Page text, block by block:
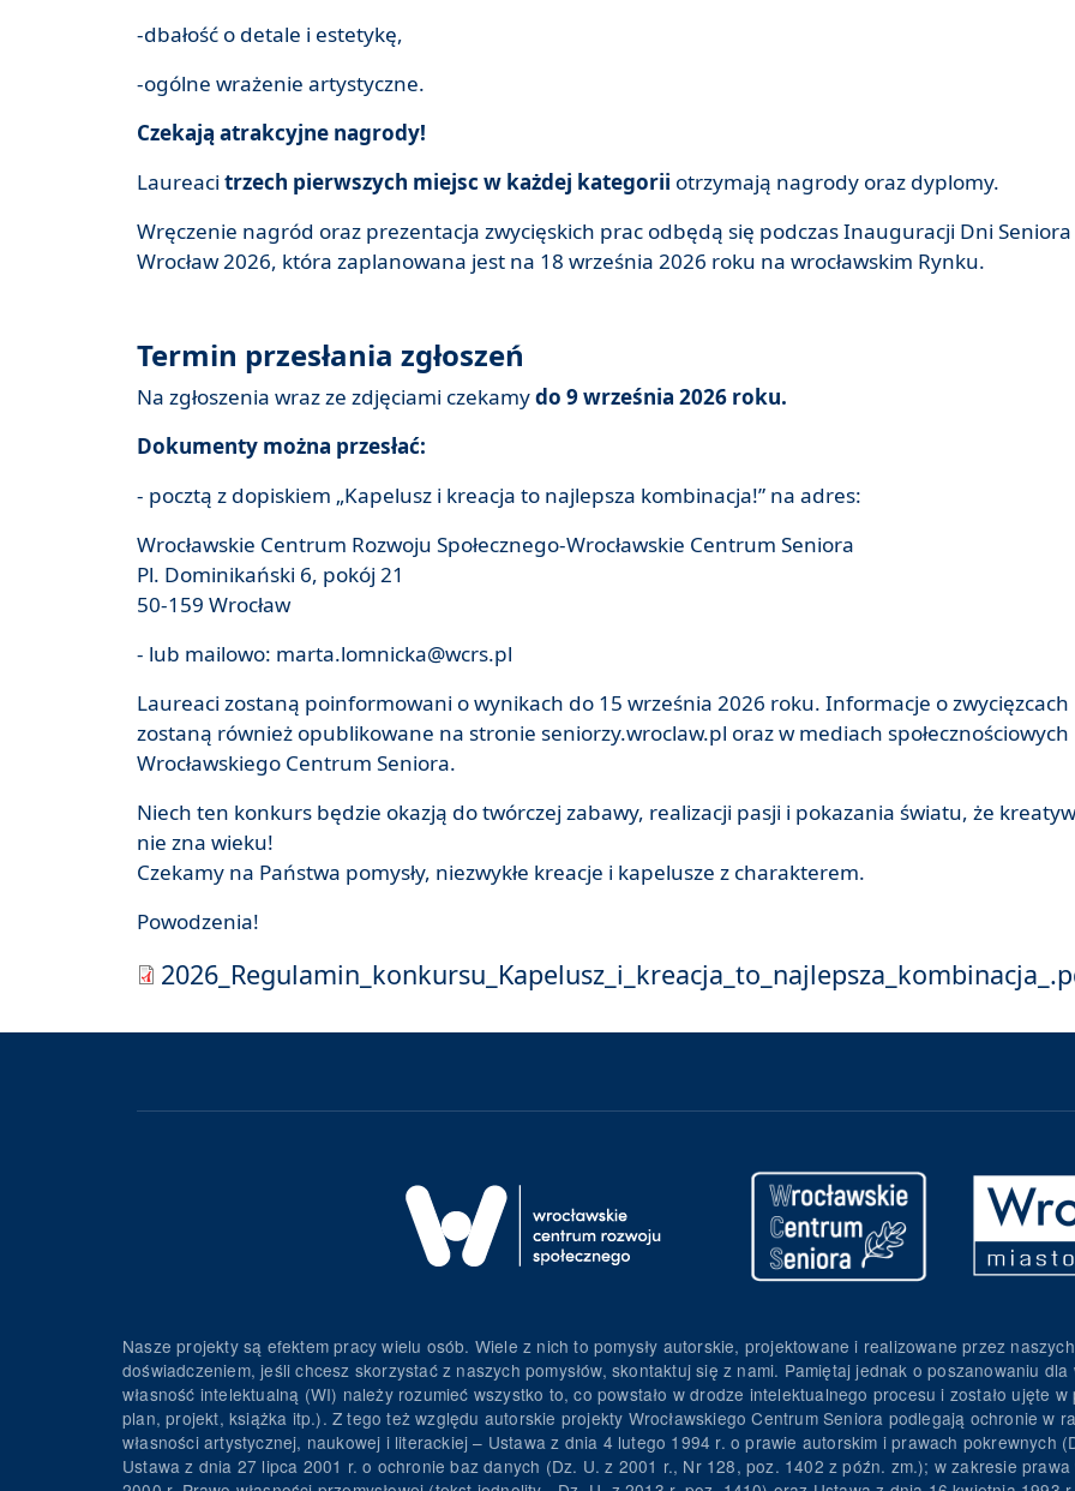
-dbałość o detale i estetykę,
-ogólne wrażenie artystyczne.
Czekają atrakcyjne nagrody!
Laureaci trzech pierwszych miejsc w każdej kategorii otrzymają nagrody oraz dyplomy.
Wręczenie nagród oraz prezentacja zwycięskich prac odbędą się podczas Inauguracji Dni Seniora
Wrocław 2026, która zaplanowana jest na 18 września 2026 roku na wrocławskim Rynku.
Termin przesłania zgłoszeń
Na zgłoszenia wraz ze zdjęciami czekamydo 9 września 2026 roku.
Dokumenty można przesłać:
- pocztą z dopiskiem „Kapelusz i kreacja to najlepsza kombinacja!” na adres:
Wrocławskie Centrum Rozwoju Społecznego-Wrocławskie Centrum Seniora
Pl. Dominikański 6, pokój 21
50-159 Wrocław
- lub mailowo: marta.lomnicka@wcrs.pl
Laureaci zostaną poinformowani o wynikach do 15 września 2026 roku. Informacje o zwycięzcach
zostaną również opublikowane na stronie seniorzy.wroclaw.pl oraz w mediach społecznościowych
Wrocławskiego Centrum Seniora.
Niech ten konkurs będzie okazją do twórczej zabawy, realizacji pasji i pokazania światu, że
nie zna wieku!
Czekamy na Państwa pomysły, niezwykłe kreacje i kapelusze z charakterem.
Powodzenia!
Nasze projekty są efektem pracy wielu osób. Wiele z nich to pomysły autorskie, projektowane i realizowane przez
doświadczeniem, jeśli chcesz skorzystać z naszych pomysłów, skontaktuj się z nami. Pamiętaj jednak o poszanowaniu
własność intelektualną (WI) należy rozumieć wszystko to, co powstało w drodze intelektualnego procesu i zostało ujęte
plan, projekt, książka itp.). Z tego też względu autorskie projekty Wrocławskiego Centrum Seniora podlegają ochronie w
własności artystycznej, naukowej i literackiej – Ustawa z dnia 4 lutego 1994 r. o prawie autorskim i prawach pokrewnych
Ustawa z dnia 27 lipca 2001 r. o ochronie baz danych (Dz. U. z 2001 r., Nr 128, poz. 1402 z późn. zm.); w zakresie